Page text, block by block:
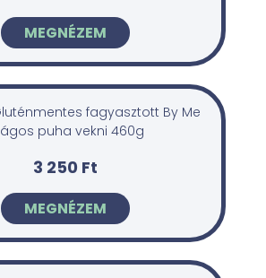
MEGNÉZEM
fagyasztott By Me
puha vekni 460g
3 250 Ft
MEGNÉZEM